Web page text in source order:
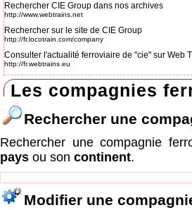
Rechercher CIE Group dans nos archives
http://www.webtrains.net
Rechercher sur le site de CIE Group
http://fr.locotrain.com/company
Consulter l'actualité ferroviaire de "cie" sur Web
http://fr.webtrains.eu
Les compagnies
Rechercher une
Rechercher une compagnie
pays ou son continent.
Modifier une